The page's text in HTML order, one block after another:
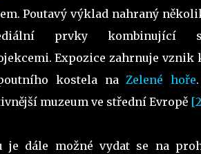
Poutavý výklad nahraný
prvky kombinující
Expozice zahrnuje vznik
kostela naZelené hoře
muzeum ve střední Evropě
je dále možné vydat se na